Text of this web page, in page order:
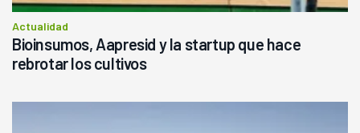
Actualidad
Bioinsumos, Aapresid y la startup que hace
rebrotar los cultivos